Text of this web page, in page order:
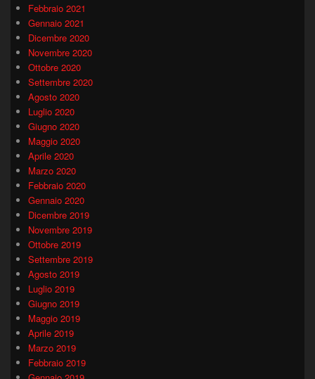
Febbraio 2021
Gennaio 2021
Dicembre 2020
Novembre 2020
Ottobre 2020
Settembre 2020
Agosto 2020
Luglio 2020
Giugno 2020
Maggio 2020
Aprile 2020
Marzo 2020
Febbraio 2020
Gennaio 2020
Dicembre 2019
Novembre 2019
Ottobre 2019
Settembre 2019
Agosto 2019
Luglio 2019
Giugno 2019
Maggio 2019
Aprile 2019
Marzo 2019
Febbraio 2019